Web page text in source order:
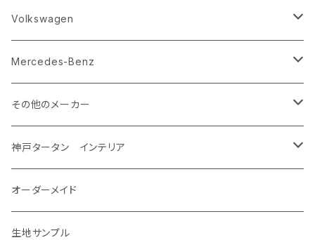
H29/10～ NTP10
ＲＡＶ４
H12/5～H28/8 20/30系
H31/4～R7/12 50系
アイシス
H24/6～H29/12 10系
アクア
H23/12～R3/7 NHP10
R3/7～ MXPK系
アベンシス
H23/9～H30/4 270系
アリオン
H23/10～R3/3 260系
アルファード/ヴェルファイアＨＶ
H29/3～
ＬＭ
R5/12〜 4人乗 TAWH15W
R6/5～ 6人乗 TAWH15W
ＬＳ４６０
H18/9～H29/10
ＬＳ６００ｈ
H19/5～H29/10
ＬＳ５００/ＬＳ５００ｈ
H29/10～
ＬＸ
H27/9～R3/10 URJ201W
ＮＸ
H17/11～H30/3 Y12
エクストレイル
H25/12～R4/7 T32
R4/7～ T33
エルグランド
H22/8～R8/7 E52
R8/7～ E53
オーラ
R3/8～ E13
ＮＶ３５０キャラバン
H24/6～ E26 3人乗
H24/6～ E26 5・6人乗
キューブ
H14/10～R2/3 Z11・Z12
キックス
H23/12～R5/4 GJ/GK系
H20/6～H27/3 YA系
エクシーガクロスオーバー７
H27/4～H30/3 YAM
クロストレック
R4/9～ GU系
サンバーバン/ディアス
H11/2～H24/2 TV系
H24/4～R4/1 S3系
サンバートラック
H24/2～H26/9 S200系
H26/9～ S500系
シフォン
H28/12～R1/7 LA600/610
ジャスティ
R1/10～ DM系
ＣＸ－６０
R4/9～ KH系
ＭＡＺＤＡ２
R1/9～ DJ系
ＭＡＺＤＡ３
R1/5～ BP系
ＭＡＺＤＡ６
R1/8～ GJ系
ＭＸ－３０
R2/10～ DREJ3P
アクセラ/アクセラ・スポーツ
H26/11～R4/8 LA700系
キャスト
H27/9～R5/6 LA250/260S
グランマックスカーゴ
R2/9～ S403/413V
グランマックストラック
R2/9～ S403/413P
コペン
H14/6～ L880/LA400K
タフト
R2/6～ LA900/910S
タント
H27/2～R2/11
アルト
H26/12～R3/12 HA36
R3/12～ HA37/97S
アルトラパン/アルトラパンショコラ
H20/11～ HE22/33S
アルトラパンLC
R4/6～ HE33S
イグニス
H28/2～ FF21S
エスクード
H17/5～H27/10 TA/TD系
エブリィ
H22/2～ GA系
ｅｋスペース
H26/2～ B11A/B30系/BA系
ｅｋスペースカスタム/ｅｋクロススペース
H26/2～ B11A/B30系
ｅｋワゴン
H25/6～ B11W/B30系
ｅｋカスタム/ｅｋクロス
H25/6～H31/3 ｅｋカスタム
H31/3～ ｅｋクロス
ekクロスEV
R4/6～ B5AW
アイミーブ
CR-V
H23/12～28/8 RM1/4
H30/8～R4/12 RW1/2・RT5/6 5人乗り
CR-Z
H22/2～29/1 ZF1・ZF2
NBOX/NBOXカスタム
H23/12～H29/9 JF1/2
H29/9～R5/10 JF3/4
NBOXプラス/NBOXプラスカスタム
H24/7～H29/8 JF1/2
NBOXスラッシュ
H26/12～R2/2 JF1/2
NBOXジョイ
Volkswagen
アップ
H24/10～R3/3 AA系
アルテオン
H29/10～ ３HD系
ゴルフ
H25/4～R3/4 AU系
R3/6～ CDD系
シャラン
H23/2～ 7N系
Tクロス
Mercedes-Benz
Ａクラス
H24/11～30/10
H30/10～
Ｂクラス
H24/4～R1/6
Ｃクラス
H26/7～R4/2
ＣＬＡクラス
その他のメーカー
MINI
MINIクロスオーバー
神戸タータン インテリア
ラグマット
ラグマットセカンド（L）
オーダーメイド
生地サンプル